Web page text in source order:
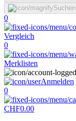
Suchen
0
Vergleich
0
Merklisten
Anmelden
0
CHF0.00